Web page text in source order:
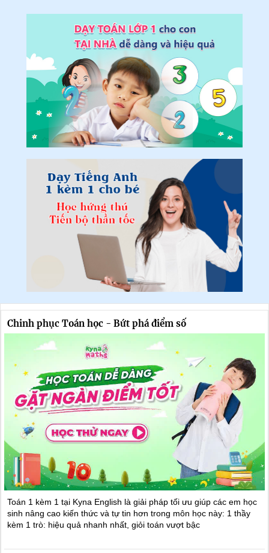
Chinh phục Toán học - Bứt phá điểm số
Toán 1 kèm 1 tại Kyna English là giải pháp tối ưu giúp các em học
sinh nâng cao kiến thức và tự tin hơn trong môn học này: 1 thầy
kèm 1 trò: hiệu quả nhanh nhất, giỏi toán vượt bậc